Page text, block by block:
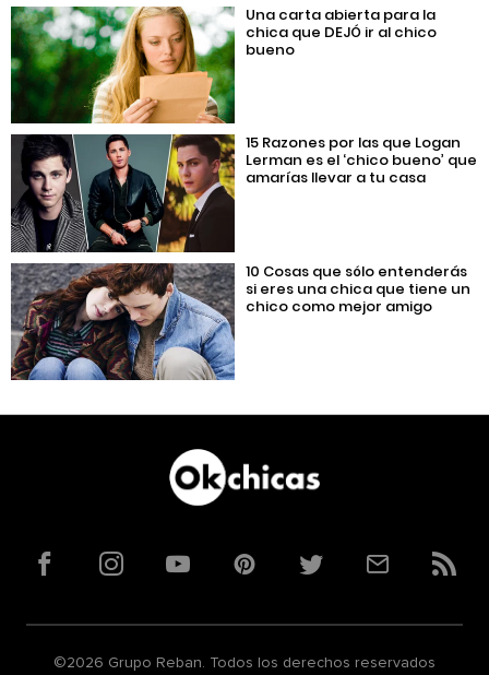
Una carta abierta para la
chica que DEJÓ ir al chico
bueno
15 Razones por las que Logan
Lerman es el ‘chico bueno’ que
amarías llevar a tu casa
10 Cosas que sólo entenderás
si eres una chica que tiene un
chico como mejor amigo
FacebookInstagramYouTubePinterestTwitterCorreoRSS
©2026 Grupo Reban. Todos los derechos reservados